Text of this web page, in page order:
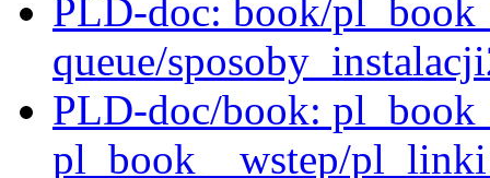
PLD-doc: book/
queue/
PLD-doc/book:
pl_book__wstep/